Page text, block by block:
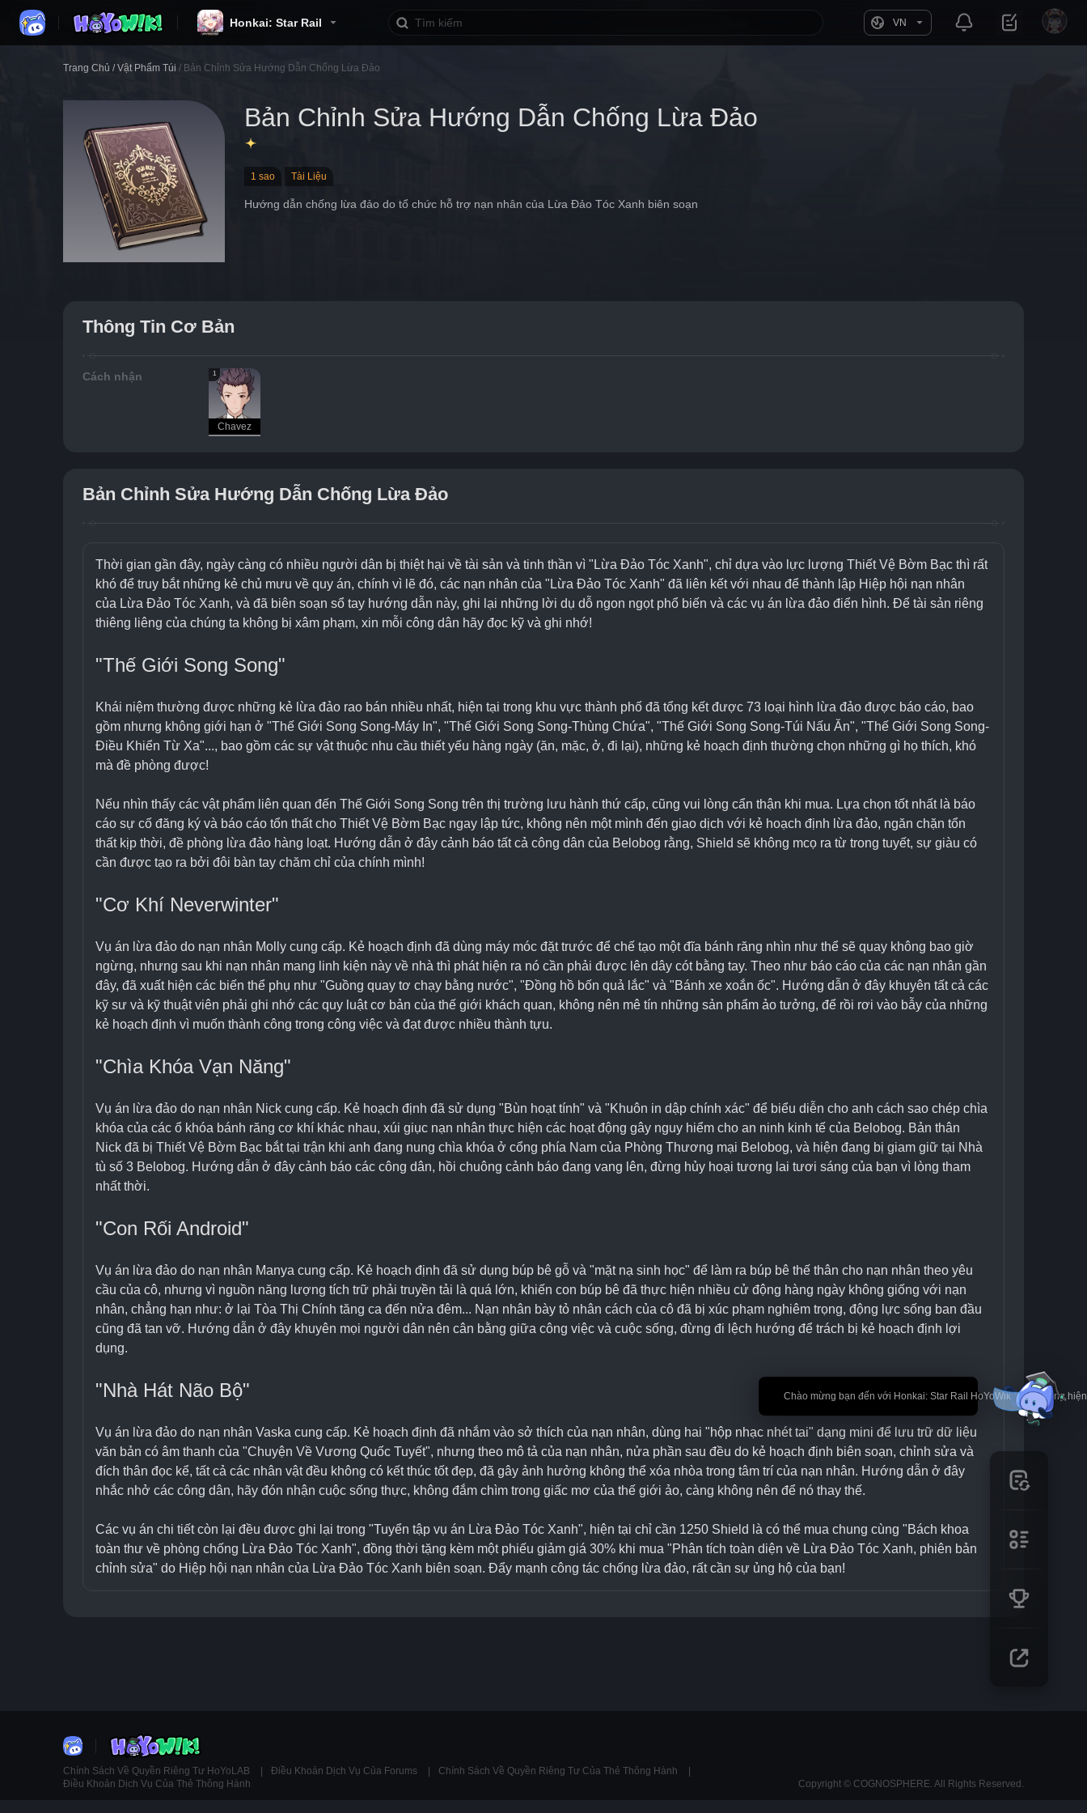
Honkai: Star Rail VN
🎉 Chào mừng bạn đến với Honkai: Star Rail HoYoWiki! * Nội dung
Trang Chủ / Vật Phẩm Túi / Bản Chỉnh Sửa Hướng Dẫn Chống Lừa Đảo
Bản Chỉnh Sửa Hướng Dẫn Chống Lừa Đảo
1 sao Tài Liệu
Hướng dẫn chống lừa đảo do tổ chức hỗ trợ nạn nhân của Lừa Đảo Tóc Xanh biên soạn
Thông Tin Cơ Bản
Cách nhận 1
Chavez
Bản Chỉnh Sửa Hướng Dẫn Chống Lừa Đảo
Thời gian gần đây, ngày càng có nhiều người dân bị thiệt hại về tài sản và tinh thần vì "Lừa Đảo Tóc Xanh", chỉ dựa vào lực lượng Thiết Vệ Bờm Bạc thì rất
khó để truy bắt những kẻ chủ mưu về quy án, chính vì lẽ đó, các nạn nhân của "Lừa Đảo Tóc Xanh" đã liên kết với nhau để thành lập Hiệp hội nạn nhân
của Lừa Đảo Tóc Xanh, và đã biên soạn sổ tay hướng dẫn này, ghi lại những lời dụ dỗ ngon ngọt phổ biến và các vụ án lừa đảo điển hình. Để tài sản riêng
thiêng liêng của chúng ta không bị xâm phạm, xin mỗi công dân hãy đọc kỹ và ghi nhớ!
"Thế Giới Song Song"
Khái niệm thường được những kẻ lừa đảo rao bán nhiều nhất, hiện tại trong khu vực thành phố đã tổng kết được 73 loại hình lừa đảo được báo cáo, bao
gồm nhưng không giới hạn ở "Thế Giới Song Song-Máy In", "Thế Giới Song Song-Thùng Chứa", "Thế Giới Song Song-Túi Nấu Ăn", "Thế Giới Song Song-
Điều Khiển Từ Xa"..., bao gồm các sự vật thuộc nhu cầu thiết yếu hàng ngày (ăn, mặc, ở, đi lại), những kẻ hoạch định thường chọn những gì họ thích, khó
mà đề phòng được!
Nếu nhìn thấy các vật phẩm liên quan đến Thế Giới Song Song trên thị trường lưu hành thứ cấp, cũng vui lòng cẩn thận khi mua. Lựa chọn tốt nhất là báo
cáo sự cố đăng ký và báo cáo tổn thất cho Thiết Vệ Bờm Bạc ngay lập tức, không nên một mình đến giao dịch với kẻ hoạch định lừa đảo, ngăn chặn tổn
thất kịp thời, đề phòng lừa đảo hàng loạt. Hướng dẫn ở đây cảnh báo tất cả công dân của Belobog rằng, Shield sẽ không mcọ ra từ trong tuyết, sự giàu có
cần được tạo ra bởi đôi bàn tay chăm chỉ của chính mình!
"Cơ Khí Neverwinter"
Vụ án lừa đảo do nạn nhân Molly cung cấp. Kẻ hoạch định đã dùng máy móc đặt trước để chế tạo một đĩa bánh răng nhìn như thể sẽ quay không bao giờ
ngừng, nhưng sau khi nạn nhân mang linh kiện này về nhà thì phát hiện ra nó cần phải được lên dây cót bằng tay. Theo như báo cáo của các nạn nhân gần
đây, đã xuất hiện các biến thể phụ như "Guồng quay tơ chạy bằng nước", "Đồng hồ bốn quả lắc" và "Bánh xe xoắn ốc". Hướng dẫn ở đây khuyên tất cả các
kỹ sư và kỹ thuật viên phải ghi nhớ các quy luật cơ bản của thế giới khách quan, không nên mê tín những sản phẩm ảo tưởng, để rồi rơi vào bẫy của những
kẻ hoạch định vì muốn thành công trong công việc và đạt được nhiều thành tựu.
"Chìa Khóa Vạn Năng"
Vụ án lừa đảo do nạn nhân Nick cung cấp. Kẻ hoạch định đã sử dụng "Bùn hoạt tính" và "Khuôn in dập chính xác" để biểu diễn cho anh cách sao chép chìa
khóa của các ổ khóa bánh răng cơ khí khác nhau, xúi giục nạn nhân thực hiện các hoạt động gây nguy hiểm cho an ninh kinh tế của Belobog. Bản thân
Nick đã bị Thiết Vệ Bờm Bạc bắt tại trận khi anh đang nung chìa khóa ở cổng phía Nam của Phòng Thương mại Belobog, và hiện đang bị giam giữ tại Nhà
tù số 3 Belobog. Hướng dẫn ở đây cảnh báo các công dân, hồi chuông cảnh báo đang vang lên, đừng hủy hoại tương lai tươi sáng của bạn vì lòng tham
nhất thời.
"Con Rối Android"
Vụ án lừa đảo do nạn nhân Manya cung cấp. Kẻ hoạch định đã sử dụng búp bê gỗ và "mặt nạ sinh học" để làm ra búp bê thế thân cho nạn nhân theo yêu
cầu của cô, nhưng vì nguồn năng lượng tích trữ phải truyền tải là quá lớn, khiến con búp bê đã thực hiện nhiều cử động hàng ngày không giống với nạn
nhân, chẳng hạn như: ở lại Tòa Thị Chính tăng ca đến nửa đêm... Nạn nhân bày tỏ nhân cách của cô đã bị xúc phạm nghiêm trọng, động lực sống ban đầu
cũng đã tan vỡ. Hướng dẫn ở đây khuyên mọi người dân nên cân bằng giữa công việc và cuộc sống, đừng đi lệch hướng để trách bị kẻ hoạch định lợi
dụng.
"Nhà Hát Não Bộ"
Vụ án lừa đảo do nạn nhân Vaska cung cấp. Kẻ hoạch định đã nhắm vào sở thích của nạn nhân, dùng hai "hộp nhạc nhét tai" dạng mini để lưu trữ dữ liệu
văn bản có âm thanh của "Chuyện Về Vương Quốc Tuyết", nhưng theo mô tả của nạn nhân, nửa phần sau đều do kẻ hoạch định biên soạn, chỉnh sửa và
đích thân đọc kể, tất cả các nhân vật đều không có kết thúc tốt đẹp, đã gây ảnh hưởng không thể xóa nhòa trong tâm trí của nạn nhân. Hướng dẫn ở đây
nhắc nhở các công dân, hãy đón nhận cuộc sống thực, không đắm chìm trong giấc mơ của thế giới ảo, càng không nên để nó thay thế.
Các vụ án chi tiết còn lại đều được ghi lại trong "Tuyển tập vụ án Lừa Đảo Tóc Xanh", hiện tại chỉ cần 1250 Shield là có thể mua chung cùng "Bách khoa
toàn thư về phòng chống Lừa Đảo Tóc Xanh", đồng thời tặng kèm một phiếu giảm giá 30% khi mua "Phân tích toàn diện về Lừa Đảo Tóc Xanh, phiên bản
chỉnh sửa" do Hiệp hội nạn nhân của Lừa Đảo Tóc Xanh biên soạn. Đẩy mạnh công tác chống lừa đảo, rất cần sự ủng hộ của bạn!
Chính Sách Về Quyền Riêng Tư HoYoLAB Điều Khoản Dịch Vụ Của Forums
Chính Sách Về Quyền Riêng Tư Của Thẻ Thông Hành
Điều Khoản Dịch Vụ Của Thẻ Thông Hành
Copyright © COGNOSPHERE. All Rights Reserved.